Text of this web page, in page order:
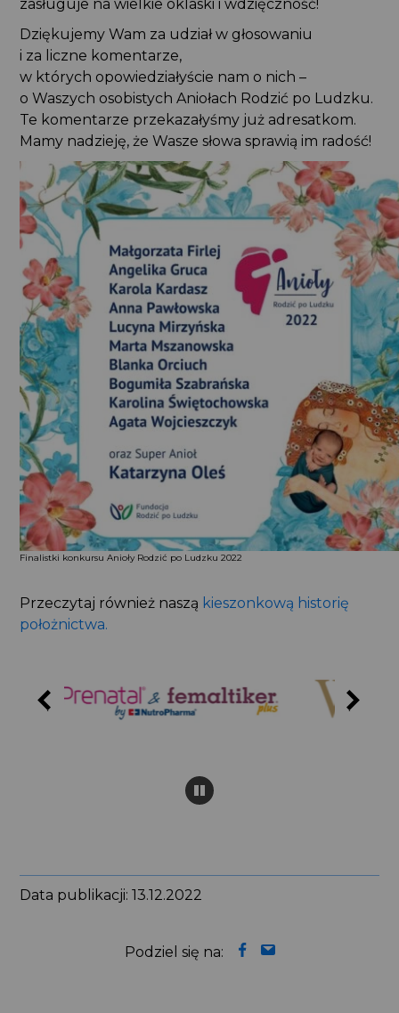
zasługuje na wielkie oklaski i wdzięczność!
Dziękujemy Wam za udział w głosowaniu
i za liczne komentarze,
w których opowiedziałyście nam o nich –
o Waszych osobistych Aniołach Rodzić po Ludzku.
Te komentarze przekazałyśmy już adresatkom.
Mamy nadzieję, że Wasze słowa sprawią im radość!
Finalistki konkursu Anioły Rodzić po Ludzku 2022
Przeczytaj również naszą kieszonkową historię
położnictwa.
Pause
Data publikacji: 13.12.2022
Podziel się na: